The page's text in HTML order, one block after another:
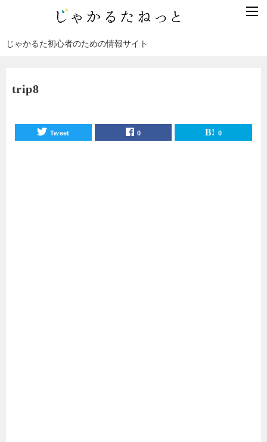
じゃかるた初心者のための情報サイト
trip8
Tweet 0 0